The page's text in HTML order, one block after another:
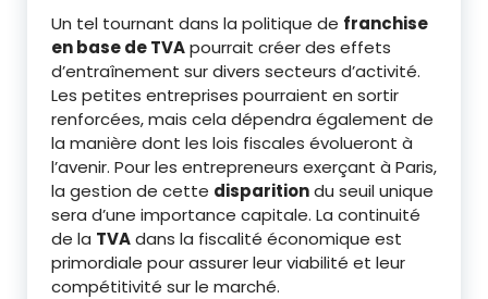
Un tel tournant dans la politique de franchise
en base de TVApourrait créer des effets
d’entraînement sur divers secteurs d’activité.
Les petites entreprises pourraient en sortir
renforcées, mais cela dépendra également de
la manière dont les lois fiscales évolueront à
l’avenir. Pour les entrepreneurs exerçant à Paris,
la gestion de cette disparitiondu seuil unique
sera d’une importance capitale. La continuité
de la TVAdans la fiscalité économique est
primordiale pour assurer leur viabilité et leur
compétitivité sur le marché.